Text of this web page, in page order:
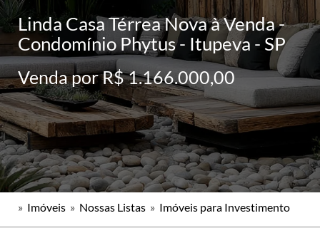
Linda Casa Térrea Nova à Venda -
Condomínio Phytus - Itupeva - SP
Venda por R$ 1.166.000,00
» Imóveis » Nossas Listas » Imóveis para Investimento